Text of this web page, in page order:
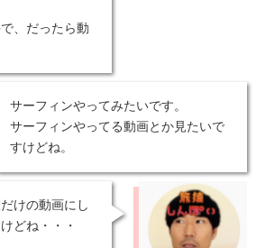
、だったら動
サーフィンやってみたいです。
サーフィンやってる動画とか見たいで
すけどね。
けの動画にし
どね・・・